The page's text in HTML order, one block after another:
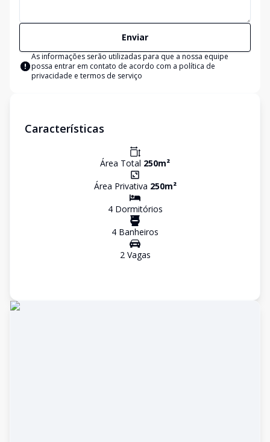
Enviar
As informações serão utilizadas para que a nossa equipe
possa entrar em contato de acordo com a política de
privacidade e termos de serviço
Características
Área Total 250m²
Área Privativa 250m²
4Dormitórios
4 Banheiros
2Vagas